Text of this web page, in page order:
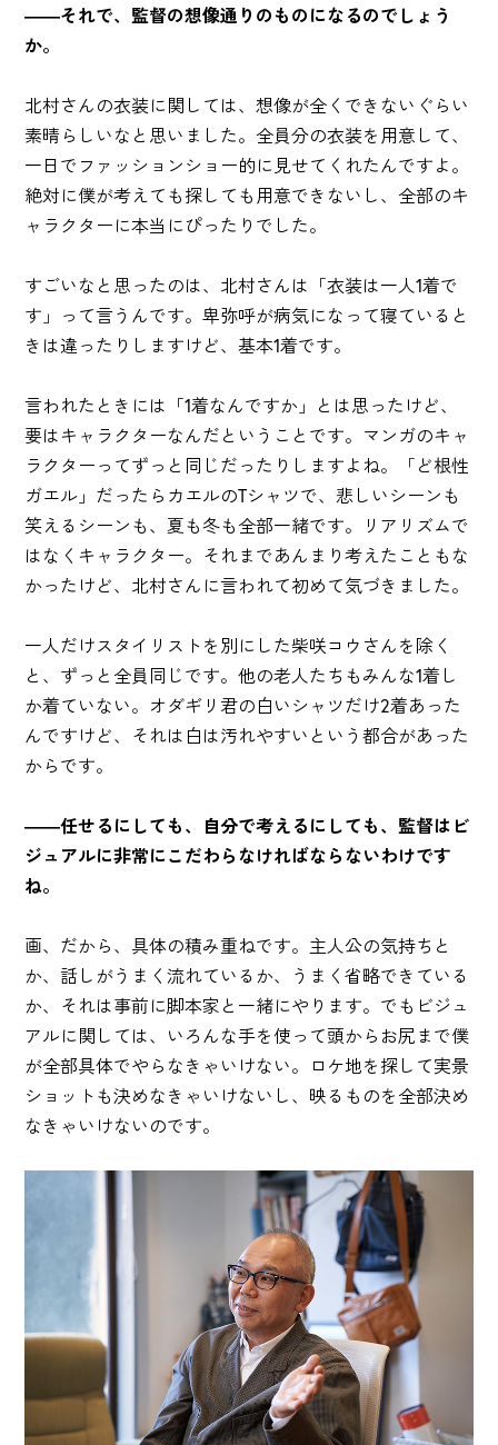
――それで、監督の想像通りのものになるのでしょう
か。
北村さんの衣装に関しては、想像が全くできないぐらい
素晴らしいなと思いました。全員分の衣装を用意して、
一日でファッションショー的に見せてくれたんですよ。
絶対に僕が考えても探しても用意できないし、全部のキ
ャラクターに本当にぴったりでした。
すごいなと思ったのは、北村さんは「衣装は一人1着で
す」って言うんです。卑弥呼が病気になって寝ていると
きは違ったりしますけど、基本1着です。
言われたときには「1着なんですか」とは思ったけど、
要はキャラクターなんだということです。マンガのキャ
ラクターってずっと同じだったりしますよね。「ど根性
ガエル」だったらカエルのTシャツで、悲しいシーンも
笑えるシーンも、夏も冬も全部一緒です。リアリズムで
はなくキャラクター。それまであんまり考えたこともな
かったけど、北村さんに言われて初めて気づきました。
一人だけスタイリストを別にした柴咲コウさんを除く
と、ずっと全員同じです。他の老人たちもみんな1着し
か着ていない。オダギリ君の白いシャツだけ2着あった
んですけど、それは白は汚れやすいという都合があった
からです。
――任せるにしても、自分で考えるにしても、監督はビ
ジュアルに非常にこだわらなければならないわけです
ね。
画、だから、具体の積み重ねです。主人公の気持ちと
か、話しがうまく流れているか、うまく省略できている
か、それは事前に脚本家と一緒にやります。でもビジュ
アルに関しては、いろんな手を使って頭からお尻まで僕
が全部具体でやらなきゃいけない。ロケ地を探して実景
ショットも決めなきゃいけないし、映るものを全部決め
なきゃいけないのです。